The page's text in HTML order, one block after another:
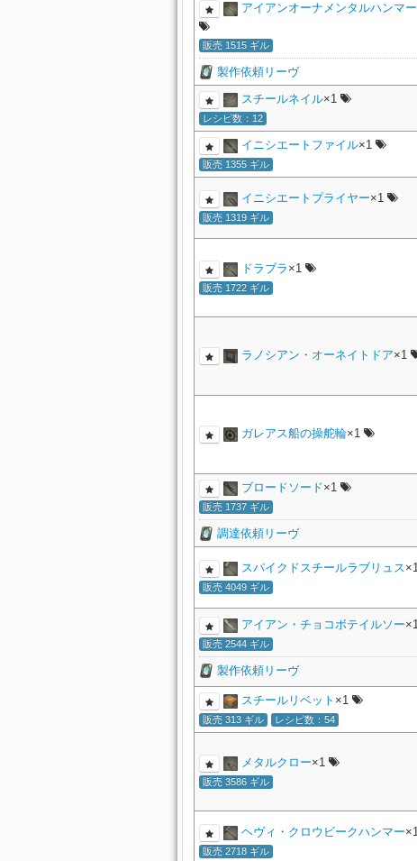
アイアンオーナメンタルハンマー
販売 1515 ギル
製作依頼リーヴ
スチールネイル×1
レシピ数：12
イニシエートファイル×1
販売 1355 ギル
イニシエートプライヤー×1
販売 1319 ギル
ドラブラ ×1
販売 1722 ギル
ラノシアン・オーネイトドア×1
ガレアス船の操舵輪×1
ブロードソード×1
販売 1737 ギル
調達依頼リーヴ
スパイクドスチールラブリュス
販売 4049 ギル
アイアン・チョコボテイルソー
販売 2544 ギル
製作依頼リーヴ
スチールリベット ×1
販売 313 ギル レシピ数：54
メタルクロー×1
販売 3586 ギル
ヘヴィ・クロウビークハンマー
販売 2718 ギル